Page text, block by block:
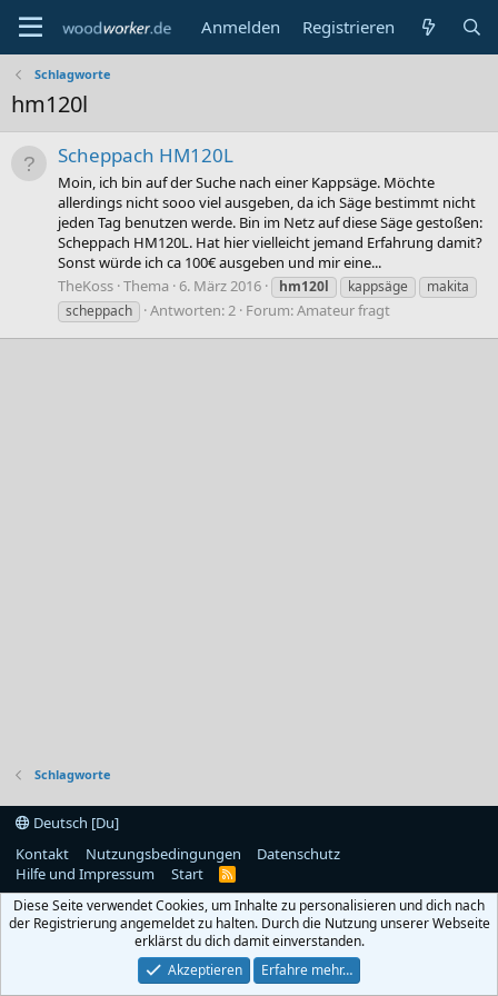
Anmelden Registrieren
Schlagworte
hm120l
Scheppach HM120L
Moin, ich bin auf der Suche nach einer Kappsäge. Möchte
allerdings nicht sooo viel ausgeben, da ich Säge bestimmt nicht
jeden Tag benutzen werde. Bin im Netz auf diese Säge gestoßen:
Scheppach HM120L. Hat hier vielleicht jemand Erfahrung damit?
Sonst würde ich ca 100€ ausgeben und mir eine...
TheKoss Thema 6. März 2016 hm120l kappsäge
makita
scheppach
Antworten: 2 Forum:Amateur fragt
Schlagworte
Deutsch [Du]
Kontakt
Nutzungsbedingungen
Datenschutz
Hilfe und Impressum
Start
R
S
Diese Seite verwendet Cookies, um Inhalte zu personalisieren und dich nach
der Registrierung angemeldet zu halten. Durch die Nutzung unserer Webseite
erklärst du dich damit einverstanden.
Akzeptieren
Erfahre mehr…